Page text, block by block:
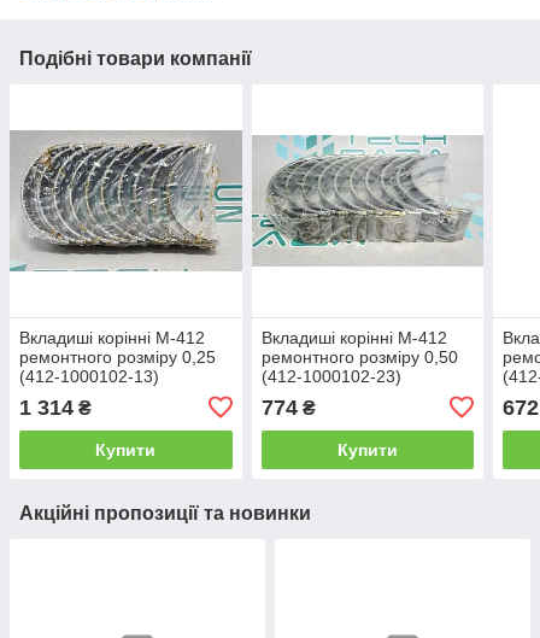
Подібні товари компанії
Вкладиші корінні М-412
ремонтного розміру 0,25
(412-1000102-13)
1 314 ₴
Купити
Вкладиші корінні М-412
ремонтного розміру 0,50
(412-1000102-23)
774₴
Купити
672
Акційні пропозиції та новинки